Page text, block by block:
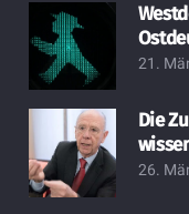
21.
Die
26.